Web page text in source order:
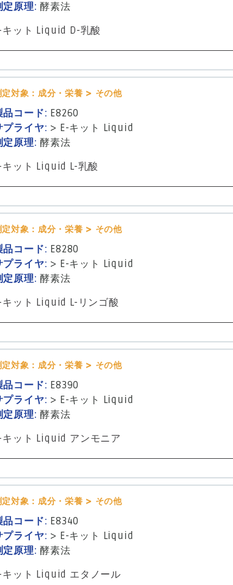
定原理:酵素法
キット Liquid D-乳酸
定対象：成分・栄養 > その他
品コード: E8260
プライヤ: > E-キット Liquid
定原理:酵素法
キット Liquid L-乳酸
定対象：成分・栄養 > その他
品コード: E8280
プライヤ: > E-キット Liquid
定原理:酵素法
キット Liquid L-リンゴ酸
定対象：成分・栄養 > その他
品コード: E8390
プライヤ: > E-キット Liquid
定原理:酵素法
キット Liquid アンモニア
定対象：成分・栄養 > その他
品コード: E8340
プライヤ: > E-キット Liquid
定原理:酵素法
キット Liquid エタノール